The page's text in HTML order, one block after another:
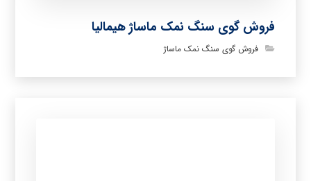
فروش گوی سنگ نمک ماساژ هیمالیا
فروش گوی سنگ نمک ماساژ